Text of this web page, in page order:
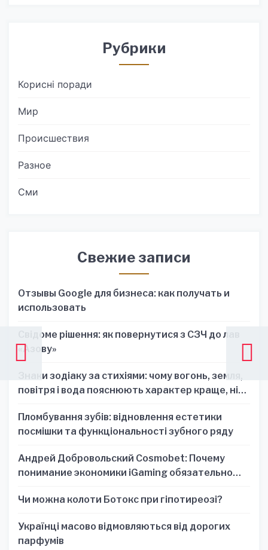
Рубрики
Корисні поради
Мир
Происшествия
Разное
Сми
Свежие записи
Отзывы Google для бизнеса: как получать и
использовать
Свідоме рішення: як повернутися з СЗЧ до лав
«Азову»
Знаки зодіаку за стихіями: чому вогонь, земля,
повітря і вода пояснюють характер краще, ніж
Пломбування зубів: відновлення естетики
посмішки та функціональності зубного ряду
Андрей Добровольский Cosmobet: Почему
понимание экономики iGaming обязательно
Чи можна колоти Ботокс при гіпотиреозі?
Українці масово відмовляються від дорогих
парфумів